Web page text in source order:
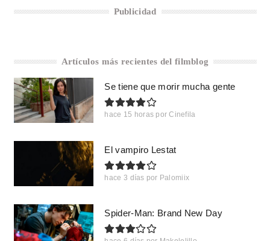
Publicidad
Artículos más recientes del filmblog
Se tiene que morir mucha gente
hace 15 horas por Cinefila
El vampiro Lestat
hace 3 días por Palomiix
Spider-Man: Brand New Day